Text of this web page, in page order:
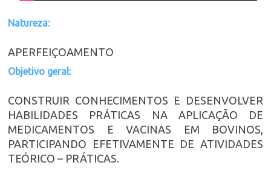
Natureza:
APERFEIÇOAMENTO
Objetivo geral:
CONSTRUIR CONHECIMENTOS E DESENVOLVER
HABILIDADES PRÁTICAS NA APLICAÇÃO DE
MEDICAMENTOS E VACINAS EM BOVINOS,
PARTICIPANDO EFETIVAMENTE DE ATIVIDADES
TEÓRICO – PRÁTICAS.